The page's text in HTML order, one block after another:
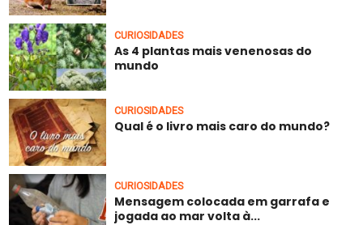
CURIOSIDADES
As 4 plantas mais venenosas do
mundo
CURIOSIDADES
Qual é o livro mais caro do mundo?
CURIOSIDADES
Mensagem colocada em garrafa e
jogada ao mar volta à...